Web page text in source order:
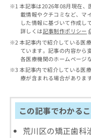
本記事は2026年08月現在、
載情報やクチコミなど、マ
した情報に基づいて作成し
詳しくは記事制作ポリシー
本記事内で紹介している医
ています。記事の内容から
各医療機関のホームページ
本記事内で紹介している医
療が含まれる場合がありま
この記事でわかる
荒川区の矯正歯科
らは
マイ
ナビ
クリ
クナ
ビサ
イト
への
お問
フォ
ーム
とな
りま
す。
ら
料
請
こ
ら
告
の
い
せ
こ
ち
わ